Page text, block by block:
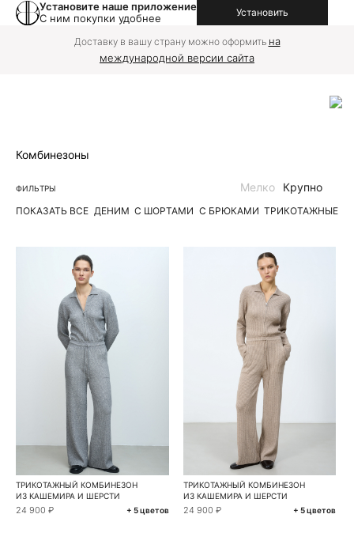
Установите наше приложение
С ним покупки удобнее
Установить
Доставку в вашу страну можно оформить на
международной версии сайта
Комбинезоны
ФИЛЬТРЫ
ПОКАЗАТЬ ВСЕ ДЕНИМ С ШОРТАМИ С БРЮКАМИ ТРИКОТАЖНЫЕ
Мелко Крупно
ТРИКОТАЖНЫЙ КОМБИНЕЗОН
ИЗ КАШЕМИРА И ШЕРСТИ
24 900 ₽ + 5 цветов
ТРИКОТАЖНЫЙ КОМБИНЕЗОН
ИЗ КАШЕМИРА И ШЕРСТИ
24 900 ₽ + 5 цветов